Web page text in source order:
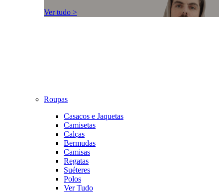
Ver tudo >
Roupas
Casacos e Jaquetas
Camisetas
Calças
Bermudas
Camisas
Regatas
Suéteres
Polos
Ver Tudo